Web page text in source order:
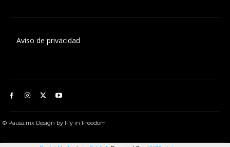
Aviso de privacidad
© Pausa.mx Design by Fly in Freedom